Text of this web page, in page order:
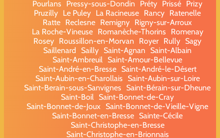
Pourlans
Pressy-sous-Dondin Préty Prissé Prizy
Pruzilly Le Puley La Racineuse Rancy Ratenelle
Ratte Reclesne Remigny Rigny-sur-Arroux
La Roche-Vineuse
Romanèche-Thorins
Romenay
Rosey Roussillon-en-Morvan Royer Rully Sagy
Saillenard
Sailly Saint-Agnan
Saint-Albain
Saint-Ambreuil
Saint-Amour-Bellevue
Saint-André-en-Bresse
Saint-André-le-Désert
Saint-Aubin-en-Charollais
Saint-Aubin-sur-Loire
Saint-Berain-sous-Sanvignes
Saint-Bérain-sur-Dheune
Saint-Boil
Saint-Bonnet-de-Cray
Saint-Bonnet-de-Joux
Saint-Bonnet-de-Vieille-Vigne
Saint-Bonnet-en-Bresse Sainte-Cécile
Saint-Christophe-en-Bresse
Saint-Christophe-en-Brionnais